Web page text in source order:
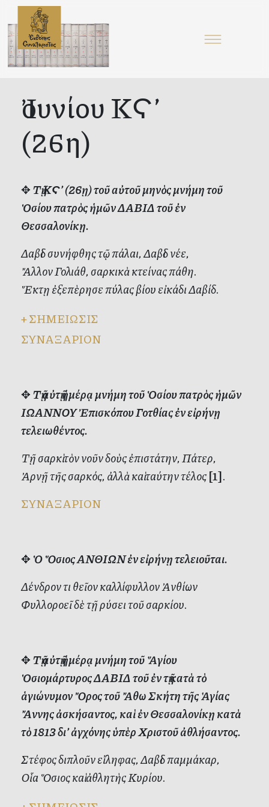
Ἰουνίου ΚϚ’
(26η)
✥Τῇ ΚϚ’ (26ῃ) τοῦ αὐτοῦ μηνὸς μνήμη τοῦ
Ὁσίου πατρὸς ἡμῶν ΔΑΒΙΔ τοῦ ἐν
Θεσσαλονίκῃ.
Δαβὶδ συνήφθης τῷ πάλαι, Δαβὶδ νέε,
Ἄλλον Γολιάθ, σαρκικὰ κτείνας πάθη.
Ἕκτῃ ἐξεπὲρησε πύλας βίου εἰκάδι Δαβίδ.
+ΣΗΜΕΙΩΣΙΣ
ΣΥΝΑΞΑΡΙΟΝ
✥Τῇ αὐτῇ ἡμέρᾳ μνήμη τοῦ Ὁσίου πατρὸς ἡμῶν
ΙΩΑΝΝΟΥ Ἐπισκόπου Γοτθίας ἐν εἰρήνῃ
τελειωθέντος.
Τῇ σαρκὶ τὸν νοῦν δοὺς ἐπιστάτην, Πάτερ,
Ἀρνῇ τῆς σαρκός, ἀλλὰ καὶ ταύτην τέλος[1].
ΣΥΝΑΞΑΡΙΟΝ
✥ Ὁ Ὅσιος ΑΝΘΙΩΝ ἐν εἰρήνῃ τελειοῦται.
Δένδρον τι θεῖον καλλίφυλλον Ἀνθίων
Φυλλοροεῖ δὲ τῇ ρύσει τοῦ σαρκίου.
✥Τῇ αὐτῇ ἡμέρᾳ μνήμη τοῦ Ἅγίου
Ὁσιομάρτυρος ΔΑΒΙΔ τοῦ ἐν τῇ κατὰ τὸ
ἁγιώνυμον Ὄρος τοῦ Ἄθω Σκήτη τῆς Ἁγίας
Ἄννης ἀσκήσαντος, καὶ ἐν Θεσσαλονίκῃ κατὰ
τὸ 1813 δι’ ἀγχόνης ὑπὲρ Χριστοῦ ἀθλήσαντος.
Στέφος διπλοῦν εἴληφας, Δαβὶδ παμμάκαρ,
Οἷα Ὅσιος καὶ ἀθλητὴς Κυρίου.